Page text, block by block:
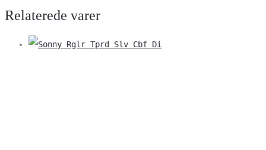
Relaterede varer